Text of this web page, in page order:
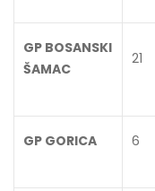
GP BOSANSKI
ŠAMAC
21
GP GORICA 6